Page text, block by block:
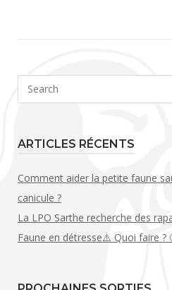
ARTICLES RÉCENTS
Comment aider la petite faune
canicule ?
La LPO Sarthe recherche des
Faune en détresse⚠️ Quoi faire ?